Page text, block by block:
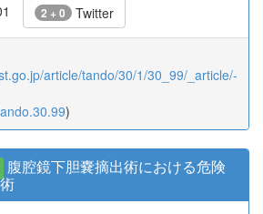
2 + 0 Twitter
article/tando/30/1/30_99/_article/-
)
腹腔鏡下胆嚢摘出術における危険